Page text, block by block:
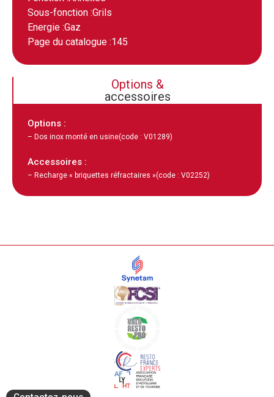
Sous-fonction :Grils
Energie :Gaz
Page du catalogue :145
Options &
accessoires
Options :
– Dos inox monté en usine(code : V01289)
Accessoires :
– Recharge « briquettes réfractaires »(code : V02252)